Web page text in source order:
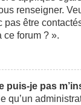
renseigner.
pas être
ce forum ? ».
puis-je pas
qu’un